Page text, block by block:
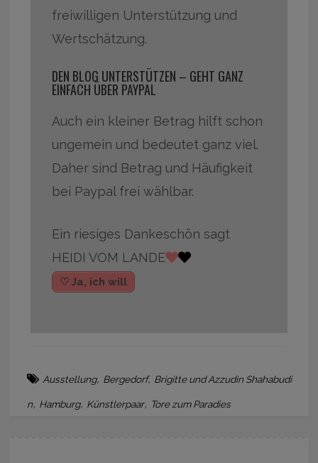
freiwilligen Unterstützung und
Wertschätzung.
DEN BLOG UNTERSTÜTZEN – GEHT GANZ
EINFACH ÜBER PAYPAL
Auch ein kleiner Betrag hilft schon
ungemein und bedeutet ganz viel.
Daher sind Betrag und Häufigkeit
bei Paypal frei wählbar.
Ein riesiges Dankeschön sagt
HEIDI VOM LANDE
♡ Ja, ich will
Ausstellung, Bergedorf, Brigitte und Azzudin Shahabudi
n, Hamburg, Künstlerpaar, Tore zum Paradies